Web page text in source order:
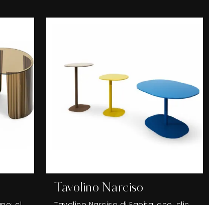
Tavolino Narciso